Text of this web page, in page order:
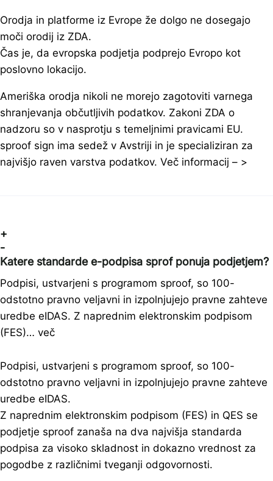
Orodja in platforme iz Evrope že dolgo ne dosegajo
moči orodij iz ZDA.
Čas je, da evropska podjetja podprejo Evropo kot
poslovno lokacijo.
Ameriška orodja nikoli ne morejo zagotoviti varnega
shranjevanja občutljivih podatkov. Zakoni ZDA o
nadzoru so v nasprotju s temeljnimi pravicami EU.
sproof sign ima sedež v Avstriji in je specializiran za
najvišjo raven varstva podatkov. Več informacij – >
+
-
Katere standarde e-podpisa sprof ponuja podjetjem?
Podpisi, ustvarjeni s programom sproof, so 100-
odstotno pravno veljavni in izpolnjujejo pravne zahteve
uredbe eIDAS. Z naprednim elektronskim podpisom
(FES)… več
Podpisi, ustvarjeni s programom sproof, so 100-
odstotno pravno veljavni in izpolnjujejo pravne zahteve
uredbe eIDAS.
Z naprednim elektronskim podpisom (FES) in QES se
podjetje sproof zanaša na dva najvišja standarda
podpisa za visoko skladnost in dokazno vrednost za
pogodbe z različnimi tveganji odgovornosti.